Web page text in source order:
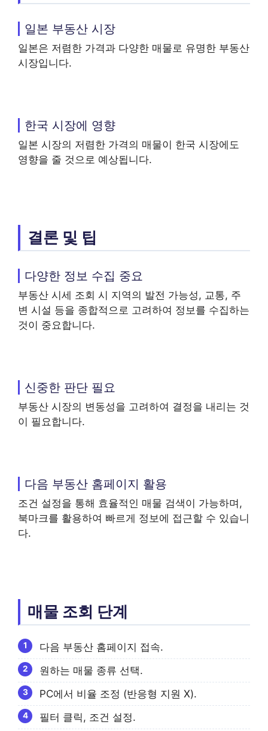
일본 부동산 시장
일본은 저렴한 가격과 다양한 매물로 유명한 부동산
시장입니다.
한국 시장에 영향
일본 시장의 저렴한 가격의 매물이 한국 시장에도
영향을 줄 것으로 예상됩니다.
결론 및 팁
다양한 정보 수집 중요
부동산 시세 조회 시 지역의 발전 가능성, 교통, 주
변 시설 등을 종합적으로 고려하여 정보를 수집하는
것이 중요합니다.
신중한 판단 필요
부동산 시장의 변동성을 고려하여 결정을 내리는 것
이 필요합니다.
다음 부동산 홈페이지 활용
조건 설정을 통해 효율적인 매물 검색이 가능하며,
북마크를 활용하여 빠르게 정보에 접근할 수 있습니
다.
매물 조회 단계
다음 부동산 홈페이지 접속.
원하는 매물 종류 선택.
PC에서 비율 조정 (반응형 지원 X).
필터 클릭, 조건 설정.